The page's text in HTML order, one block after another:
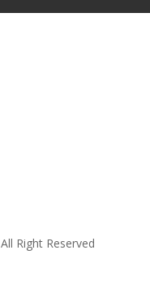
All Right Reserved